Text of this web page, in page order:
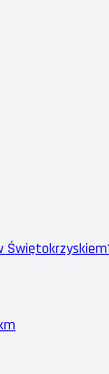
Świętokrzyskiem